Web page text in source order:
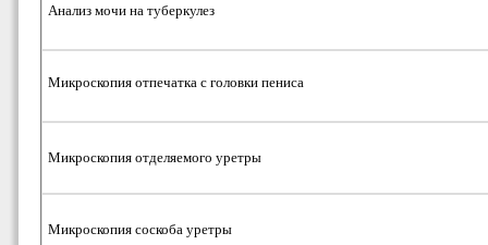
Анализ мочи на туберкулез
Микроскопия отпечатка с головки пениса
Микроскопия отделяемого уретры
Микроскопия соскоба уретры